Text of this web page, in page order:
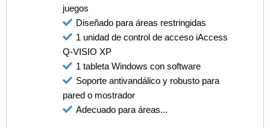
juegos
Diseñado para áreas restringidas
1 unidad de control de acceso iAccess
Q-VISIO XP
1 tableta Windows con software
Soporte antivandálico y robusto para
pared o mostrador
Adecuado para áreas...